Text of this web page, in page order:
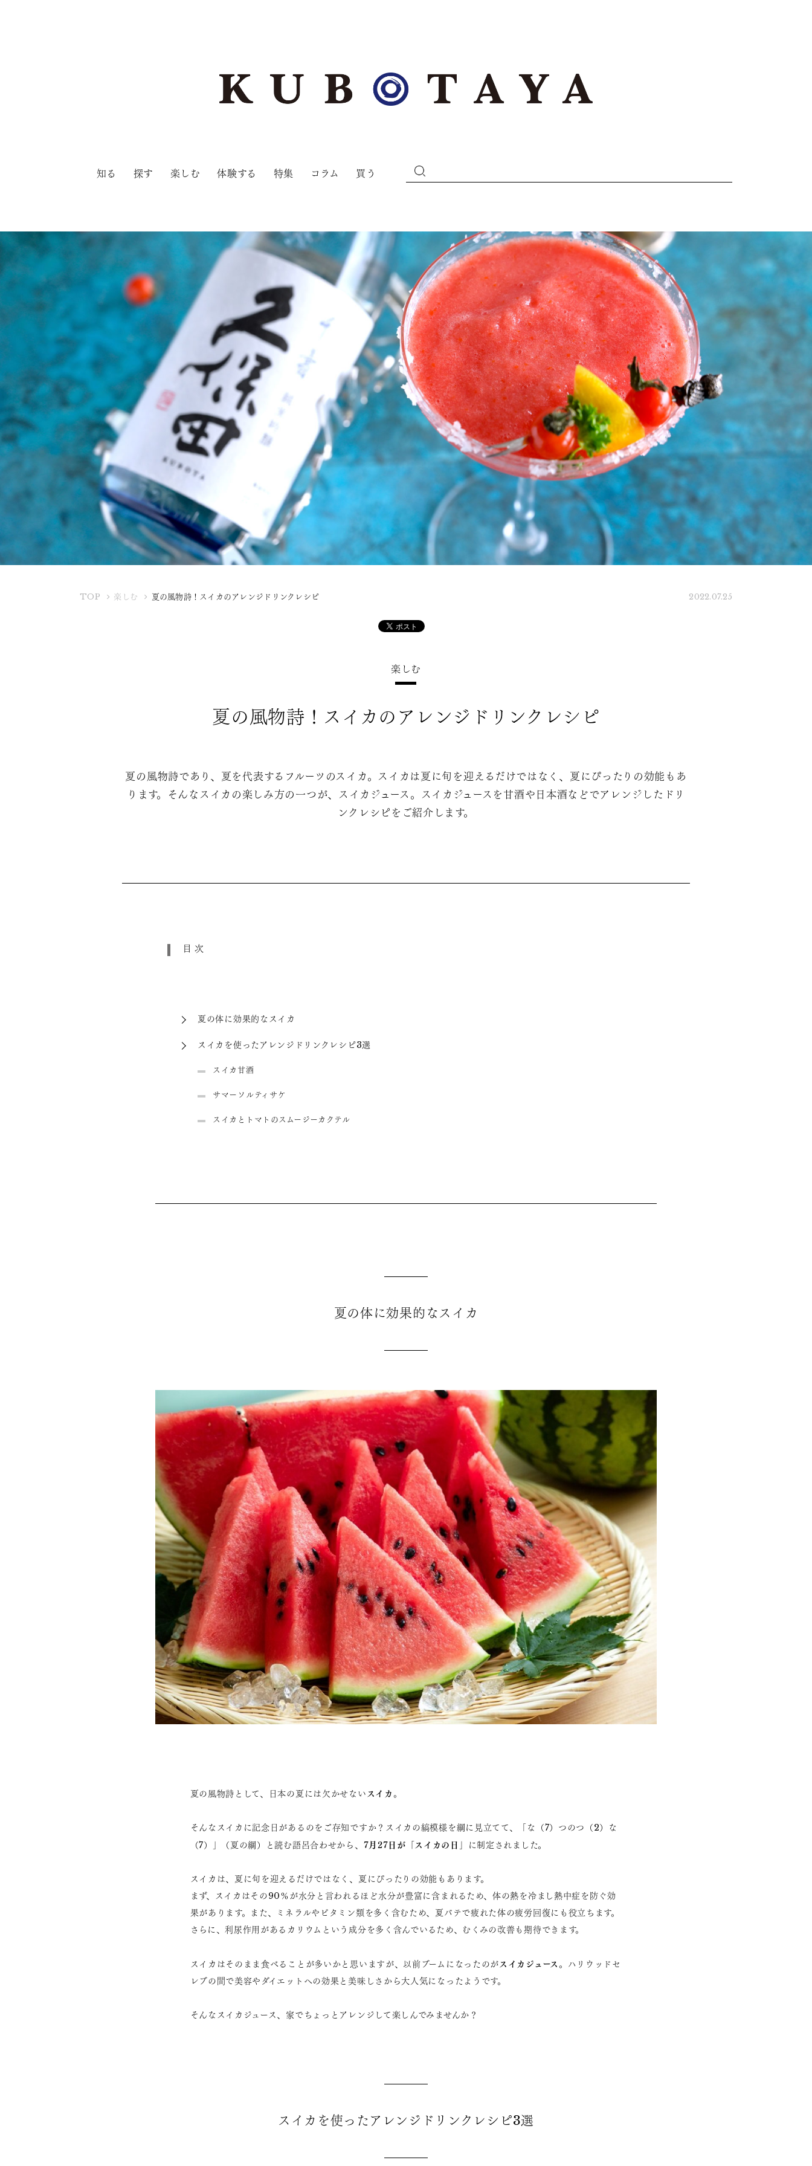
知る 探す 楽しむ 体験する 特集 コラム 買う
TOPK
楽しむ 夏の風物詩！スイカのアレンジドリンクレシピ 2022.07.25
楽しむ
夏の風物詩！スイカのアレンジドリンクレシピ
夏の風物詩であり、夏を代表するフルーツのスイカ。スイカは夏に旬を迎えるだけではなく、夏にぴったりの効能もあ
ります。そんなスイカの楽しみ方の一つが、スイカジュース。スイカジュースを甘酒や日本酒などでアレンジしたドリ
ンクレシピをご紹介します。
目次
夏の体に効果的なスイカ
スイカを使ったアレンジドリンクレシピ3選
スイカ甘酒
サマーソルティサケ
スイカとトマトのスムージーカクテル
夏の体に効果的なスイカ
夏の風物詩として、日本の夏には欠かせないスイカ。
そんなスイカに記念日があるのをご存知ですか？スイカの縞模様を綱に見立てて、「な（7）つのつ（2）な
（7）」（夏の綱）と読む語呂合わせから、 7月27日が「スイカの日」 に制定されました。
スイカは、夏に旬を迎えるだけではなく、夏にぴったりの効能もあります。
まず、スイカはその90％が水分と言われるほど水分が豊富に含まれるため、体の熱を冷まし熱中症を防ぐ効
果があります。また、ミネラルやビタミン類を多く含むため、夏バテで疲れた体の疲労回復にも役立ちます。
さらに、利尿作用があるカリウムという成分を多く含んでいるため、むくみの改善も期待できます。
スイカはそのまま食べることが多いかと思いますが、以前ブームになったのがスイカジュース。ハリウッドセ
レブの間で美容やダイエットへの効果と美味しさから大人気になったようです。
そんなスイカジュース、家でちょっとアレンジして楽しんでみませんか？
スイカを使ったアレンジドリンクレシピ3選